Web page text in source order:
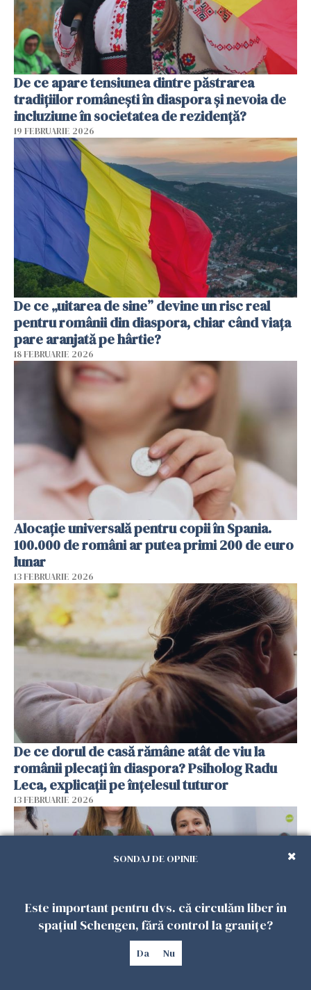
De ce apare tensiunea dintre păstrarea
tradițiilor românești în diaspora și nevoia de
incluziune în societatea de rezidență?
19 FEBRUARIE 2026
De ce „uitarea de sine” devine un risc real
pentru românii din diaspora, chiar când viața
pare aranjată pe hârtie?
18 FEBRUARIE 2026
Alocație universală pentru copii în Spania.
100.000 de români ar putea primi 200 de euro
lunar
13 FEBRUARIE 2026
De ce dorul de casă rămâne atât de viu la
românii plecați în diaspora? Psiholog Radu
Leca, explicații pe înțelesul tuturor
13 FEBRUARIE 2026
SONDAJ DE OPINIE
Este important pentru dvs. că circulăm liber în
spațiul Schengen, fără control la granițe?
Da Nu